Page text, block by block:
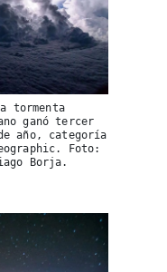
tormenta
ganó tercer
año, categoría
Foto:
Borja.